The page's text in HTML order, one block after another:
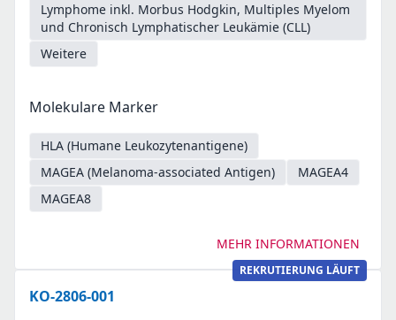
Lymphome inkl. Morbus Hodgkin, Multiples Myelom
und Chronisch Lymphatischer Leukämie (CLL)
Weitere
Molekulare Marker
HLA (Humane Leukozytenantigene)
MAGEA (Melanoma-associated Antigen)
MAGEA4
MAGEA8
MEHR INFORMATIONEN
REKRUTIERUNG LÄUFT
KO-2806-001